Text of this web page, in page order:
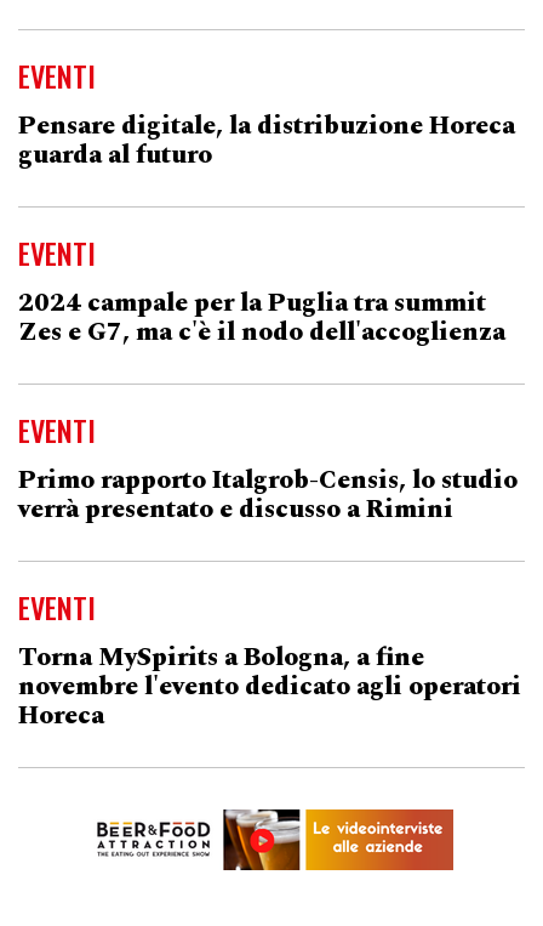
EVENTI
Pensare digitale, la distribuzione Horeca
guarda al futuro
EVENTI
2024 campale per la Puglia tra summit
Zes e G7, ma c'è il nodo dell'accoglienza
EVENTI
Primo rapporto Italgrob-Censis, lo studio
verrà presentato e discusso a Rimini
EVENTI
Torna MySpirits a Bologna, a fine
novembre l'evento dedicato agli operatori
Horeca